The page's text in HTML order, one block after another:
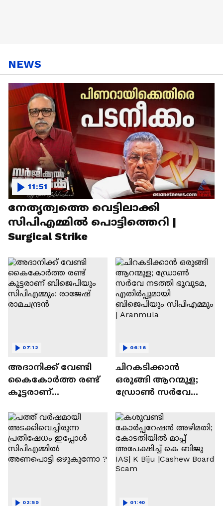
NEWS
നേതൃത്വത്തെ വെട്ടിലാക്കി
സിപിഎമ്മില്‍ പൊട്ടിത്തെറി |
Surgical Strike
11:51
അദാനിക്ക് വേണ്ടി
കൈകോർത്ത രണ്ട്
കൂട്ടരാണ്
സിപിഎമ്മും: രാജേഷ്
രാമചന്ദ്രൻ
07:12
ചിറകടിക്കാൻ
ഒരുങ്ങി ആറന്മുള;
ഡ്രോൺ സർവേ
എതിർപ്പുമായി
ബിജെപിയും
സിപിഎമ്മും |
Aranmula
06:16
02:59 01:40